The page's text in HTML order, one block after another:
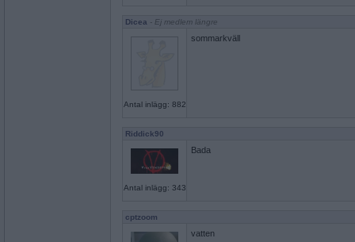
Dicea - Ej medlem längre
Antal inlägg: 882
sommarkväll
Riddick90
Antal inlägg: 343
Bada
cptzoom
vatten